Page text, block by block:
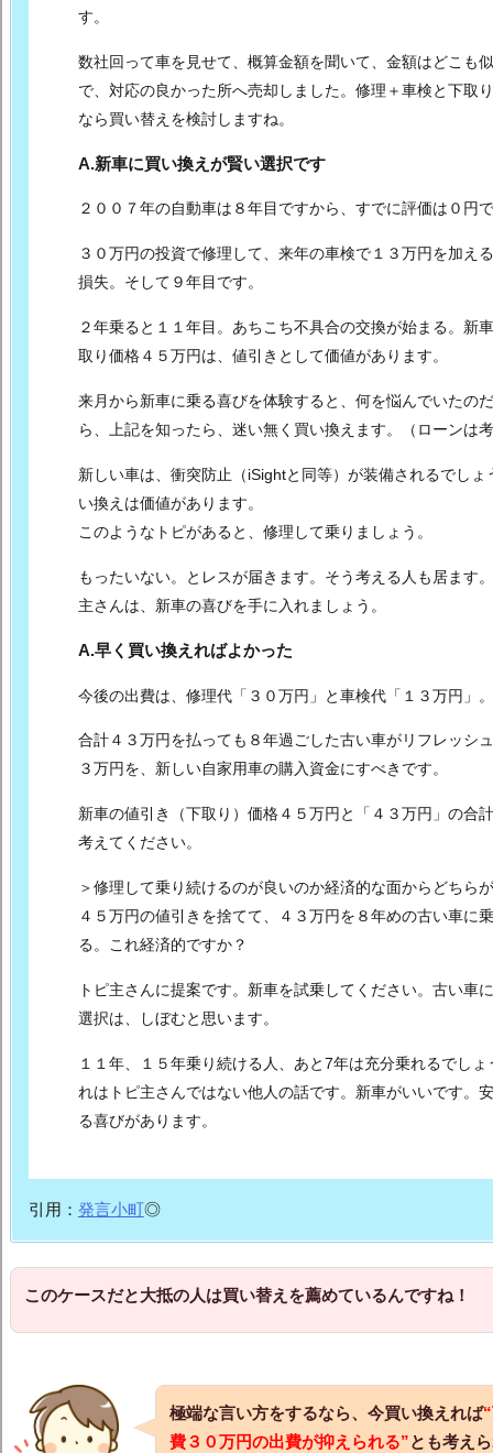
す。
数社回って車を見せて、概算金額を聞いて、金額はどこも
で、対応の良かった所へ売却しました。 修理＋車検と下取
なら買い替えを検討しますね。
A.新車に買い換えが賢い選択です
２００７年の自動車は８年目ですから、すでに評価は０円
３０万円の投資で修理して、来年の車検で１３万円を加え
損失。 そして９年目です。
２年乗ると１１年目。あちこち不具合の交換が始まる。 新
取り価格４５万円は、値引きとして価値があります。
来月から新車に乗る喜びを体験すると、何を悩んでいたの
ら、上記を知ったら、迷い無く買い換えます。（ローンは
新しい車は、衝突防止（iSightと同等）が装備されるでしょ
い換えは価値があります。
このようなトピがあると、修理して乗りましょう。
もったいない。とレスが届きます。そう考える人も居ます。
主さんは、新車の喜びを手に入れましょう。
A.早く買い換えればよかった
今後の出費は、修理代「３０万円」と車検代「１３万円
合計４３万円を払っても８年過ごした古い車がリフレッシ
３万円を、新しい自家用車の購入資金にすべきです。
新車の値引き（下取り）価格４５万円と「４３万円」の合
考えてください。
＞修理して乗り続けるのが良いのか経済的な面からどちら
４５万円の値引きを捨てて、４３万円を８年めの古い車に
る。これ経済的ですか？
トピ主さんに提案です。 新車を試乗してください。 古い車
選択は、しぼむと思います。
１１年、１５年乗り続ける人、あと7年は充分乗れるでし
れはトピ主さんではない他人の話です。 新車がいいです。
る喜びがあります。
引用： 発言小町◎
このケースだと大抵の人は買い替えを薦めているんですね！
極端な言い方をするなら、今買い換えれば
費３０万円の出費が抑えられる”とも考え